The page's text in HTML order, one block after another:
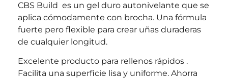
CBS Build es un gel duro autonivelante que se
aplica cómodamente con brocha. Una fórmula
fuerte pero flexible para crear uñas duraderas
de cualquier longitud.
Excelente producto para rellenos rápidos .
Facilita una superficie lisa y uniforme. Ahorra